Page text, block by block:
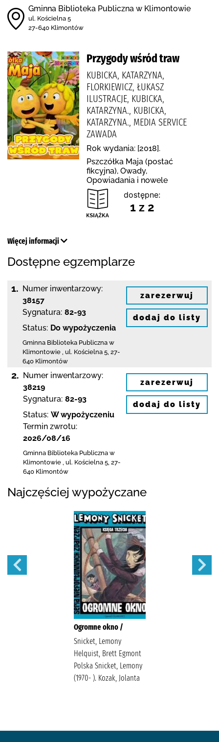
Gminna Biblioteka Publiczna w Klimontowie
ul. Kościelna 5
27-640 Klimontów
Przygody wśród traw
KUBICKA, KATARZYNA,
FLORKIEWICZ, ŁUKASZ
ILUSTRACJE, KUBICKA,
KATARZYNA., KUBICKA,
KATARZYNA., MEDIA SERVICE
ZAWADA
Rok wydania: [2018].
Pszczółka Maja (postać
fikcyjna), Owady,
Opowiadania i nowele
dostępne:
1 z 2
Więcej informacji
Dostępne egzemplarze
1. Numer inwentarzowy:
38157
Sygnatura: 82-93
Status: Do wypożyczenia
Gminna Biblioteka Publiczna w
Klimontowie ul. Kościelna 5 27-
640 Klimontów
zarezerwuj
dodaj do listy
2. Numer inwentarzowy:
38219
Sygnatura: 82-93
Status: W wypożyczeniu
Termin zwrotu:
2026/08/16
Gminna Biblioteka Publiczna w
Klimontowie ul. Kościelna 5 27-
640 Klimontów
zarezerwuj
dodaj do listy
Najczęściej wypożyczane
Ogromne okno /
Snicket, Lemony
Helquist, Brett Egmont
Polska Snicket, Lemony
(1970- ). Kozak, Jolanta